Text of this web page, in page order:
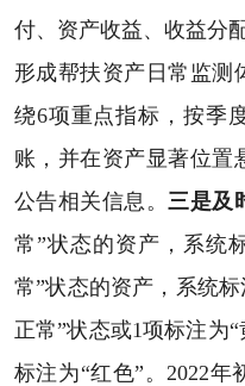
付、资产收益、收益分
形成帮扶资产日常监测
绕6项重点指标，按季
账，并在资产显著位置
公告相关信息。 三是及
常”状态的资产，系统
常”状态的资产，系统
正常”状态或1项标注为
标注为“红色”。2022